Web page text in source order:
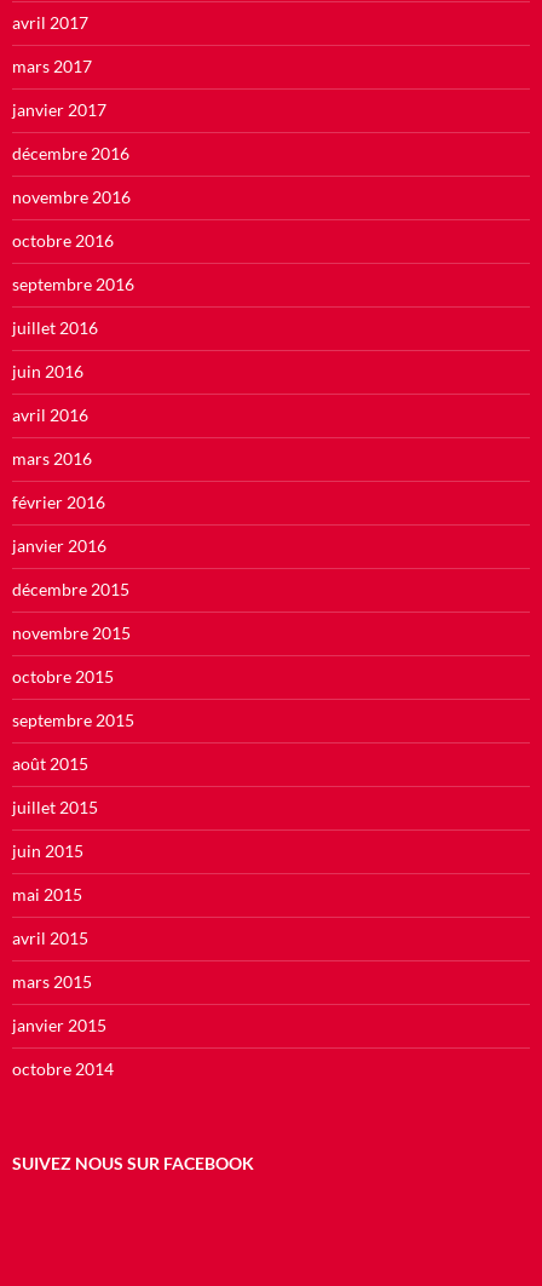
avril 2017
mars 2017
janvier 2017
décembre 2016
novembre 2016
octobre 2016
septembre 2016
juillet 2016
juin 2016
avril 2016
mars 2016
février 2016
janvier 2016
décembre 2015
novembre 2015
octobre 2015
septembre 2015
août 2015
juillet 2015
juin 2015
mai 2015
avril 2015
mars 2015
janvier 2015
octobre 2014
SUIVEZ NOUS SUR FACEBOOK